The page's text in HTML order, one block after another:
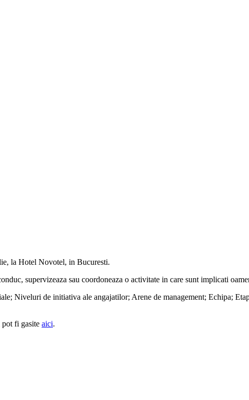
la Hotel Novotel, in Bucuresti.
supervizeaza sau coordoneaza o activitate in care sunt implicati
Niveluri de initiativa ale angajatilor; Arene de management; Echipa;
fi gasite aici.